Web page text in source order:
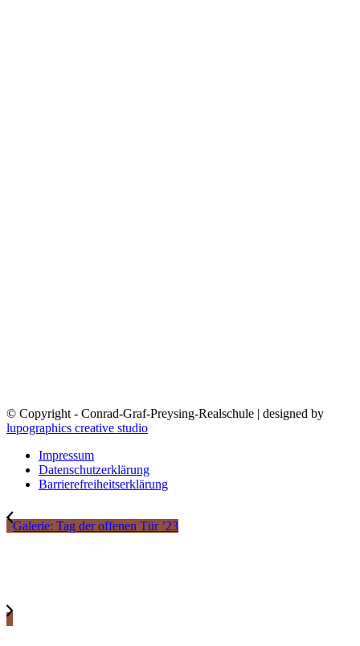
© Copyright - Conrad-Graf-Preysing-Realschule | designed by
lupographics creative studio
Impressum
Datenschutzerklärung
Barrierefreiheitserklärung
Galerie: Tag der offenen Tür ’23